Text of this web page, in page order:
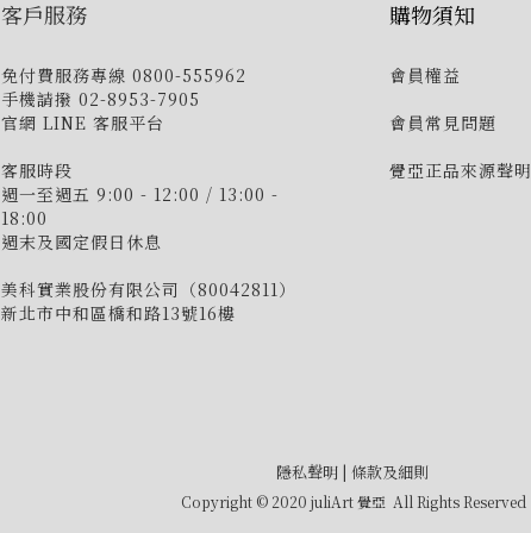
客戶服務
免付費服務專線 0800-555962
手機請撥 02-8953-7905
官網 LINE 客服平台
客服時段
週一至週五 9:00 - 12:00 / 13:00 -
18:00
週末及國定假日休息
美科實業股份有限公司（80042811）
新北市中和區橋和路13號16樓
購物須知
會員權益
會員常見問題
覺亞正品來源聲明
隱私聲明 | 條款及細則
Copyright © 2020 juliArt 覺亞 All Rights Reserved